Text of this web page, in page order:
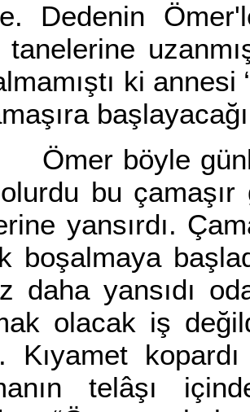
Dedenin
tanelerine
ki
böyle günleri
bu
yansırdı.
boşalmaya
daha yansıdı
olacak iş
Kıyamet
telâşı